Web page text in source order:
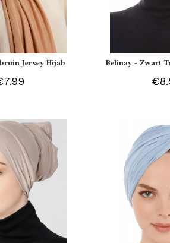
Jersey Hijab Belinay - Zwart